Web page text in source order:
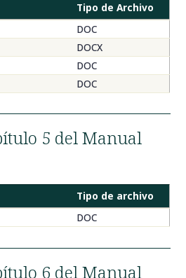
Tipo de Archivo
DOC
DOCX
DOC
DOC
5 del Manual
Tipo de archivo
DOC
6 del Manual